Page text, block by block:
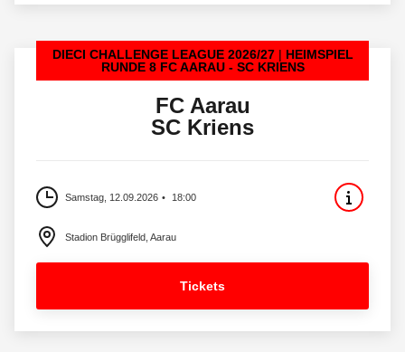
DIECI CHALLENGE LEAGUE 2026/27
HEIMSPIEL
RUNDE 8 FC AARAU - SC KRIENS
FC Aarau
SC Kriens
Samstag, 12.09.2026 18:00
Stadion Brügglifeld, Aarau
Tickets